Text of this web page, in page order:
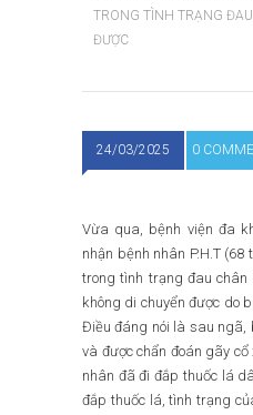
TRONG TÌNH TRẠNG
ĐƯỢC
24/03/2025 0
Vừa qua, bệnh viện đa
nhận bệnh nhân P.H.T
trong tình trạng đau
không di chuyển được do
Điều đáng nói là sau ngã,
và được chẩn đoán gãy
nhân đã đi đắp thuốc lá
đắp thuốc lá, tình trạng